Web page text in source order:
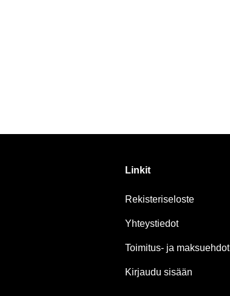
Linkit
Rekisteriseloste
Yhteystiedot
Toimitus- ja maksuehdot
Kirjaudu sisään